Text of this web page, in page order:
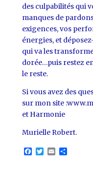
des culpabilités qui
manques de
exigences, vos
énergies, et
qui va les
dorée…puis restez
le reste.
Si vous avez des
sur mon site
et Harmonie
Murielle Robert.
F
T E
P